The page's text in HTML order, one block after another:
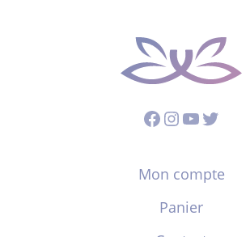
Facebook
Instagram
YouTube
Twitter
Mon compte
Panier